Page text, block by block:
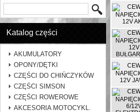
Katalog części
AKUMULATORY
OPONY/DĘTKI
CZĘŚCI DO CHIŃCZYKÓW
CZĘŚCI SIMSON
CZĘŚCI ROWEROWE
AKCESORIA MOTOCYKL.